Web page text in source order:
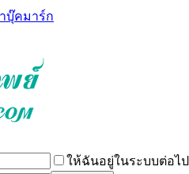
บุ๊คมาร์ก
ให้ฉันอยู่ในระบบต่อไป